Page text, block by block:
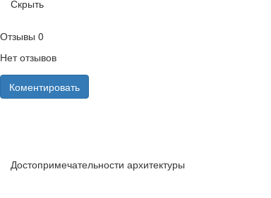
Скрыть
Отзывы 0
Нет отзывов
Коментировать
Достопримечательности архитектуры